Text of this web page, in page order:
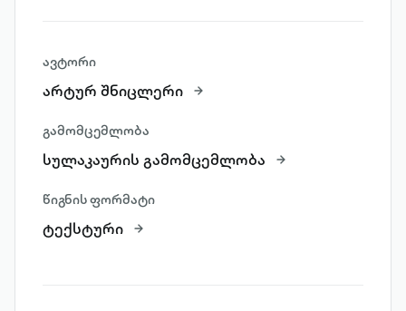
ავტორი
არტურ შნიცლერი
გამომცემლობა
სულაკაურის გამომცემლობა
წიგნის ფორმატი
ტექსტური